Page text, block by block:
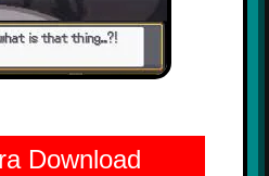
Download